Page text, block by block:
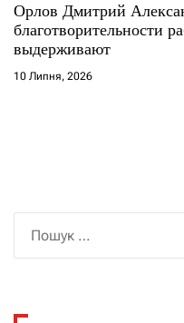
Орлов Дмитрий
благотворительности
выдерживают
10 Липня, 2026
к